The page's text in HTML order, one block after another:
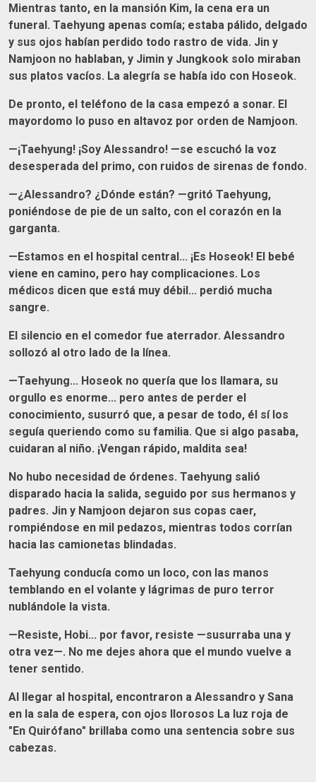
Mientras tanto, en la mansión Kim, la cena era un
funeral. Taehyung apenas comía; estaba pálido, delgado
y sus ojos habían perdido todo rastro de vida. Jin y
Namjoon no hablaban, y Jimin y Jungkook solo miraban
sus platos vacíos. La alegría se había ido con Hoseok.
De pronto, el teléfono de la casa empezó a sonar. El
mayordomo lo puso en altavoz por orden de Namjoon.
—¡Taehyung! ¡Soy Alessandro! —se escuchó la voz
desesperada del primo, con ruidos de sirenas de fondo.
—¿Alessandro? ¿Dónde están? —gritó Taehyung,
poniéndose de pie de un salto, con el corazón en la
garganta.
—Estamos en el hospital central... ¡Es Hoseok! El bebé
viene en camino, pero hay complicaciones. Los
médicos dicen que está muy débil... perdió mucha
sangre.
El silencio en el comedor fue aterrador. Alessandro
sollozó al otro lado de la línea.
—Taehyung... Hoseok no quería que los llamara, su
orgullo es enorme... pero antes de perder el
conocimiento, susurró que, a pesar de todo, él sí los
seguía queriendo como su familia. Que si algo pasaba,
cuidaran al niño. ¡Vengan rápido, maldita sea!
No hubo necesidad de órdenes. Taehyung salió
disparado hacia la salida, seguido por sus hermanos y
padres. Jin y Namjoon dejaron sus copas caer,
rompiéndose en mil pedazos, mientras todos corrían
hacia las camionetas blindadas.
Taehyung conducía como un loco, con las manos
temblando en el volante y lágrimas de puro terror
nublándole la vista.
—Resiste, Hobi... por favor, resiste —susurraba una y
otra vez—. No me dejes ahora que el mundo vuelve a
tener sentido.
Al llegar al hospital, encontraron a Alessandro y Sana
en la sala de espera, con ojos llorosos La luz roja de
"En Quirófano" brillaba como una sentencia sobre sus
cabezas.